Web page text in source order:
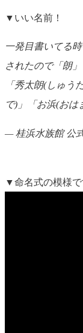
▼いい名前！
一発目書いてる
されたので「朗
「秀太朗(しゅう
で)」「お浜(おは
— 桂浜水族館 公
▼命名式の模様で